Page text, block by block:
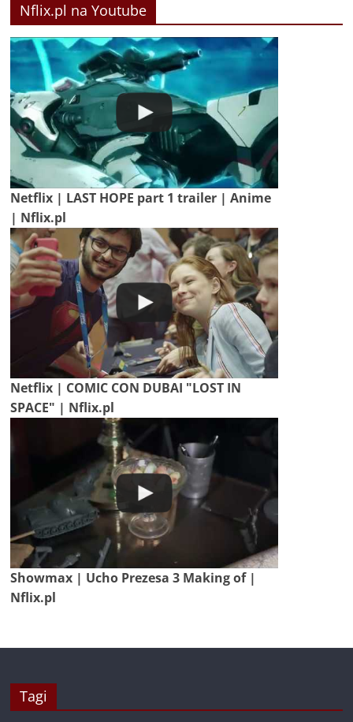
Nflix.pl na Youtube
Netflix | LAST HOPE part 1 trailer | Anime
| Nflix.pl
Netflix | COMIC CON DUBAI "LOST IN
SPACE" | Nflix.pl
Showmax | Ucho Prezesa 3 Making of |
Nflix.pl
Tagi